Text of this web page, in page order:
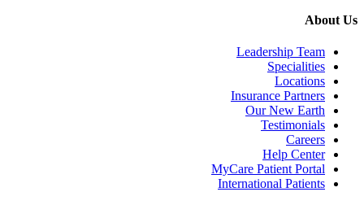
About Us
Leadership Team
Specialities
Locations
Insurance Partners
Our New Earth
Testimonials
Careers
Help Center
MyCare Patient Portal
International Patients